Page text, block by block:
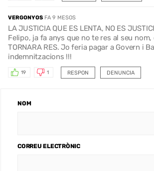
VERGONYOS FA 9 MESOS
LA JUSTICIA QUE ES LENTA, NO ES
Felipo, ja fa anys que no te res al seu
TORNARA RES. Jo feria pagar a Govern i
indemnitzacions !!!
RESPON
19 1 DENUNCIA
NOM
CORREU ELECTRÒNIC